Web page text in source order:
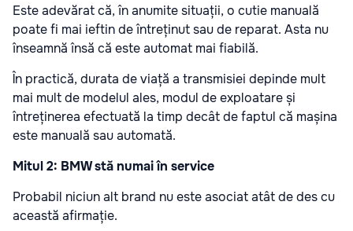
Este adevărat că, în anumite situații, o cutie manuală
poate fi mai ieftin de întreținut sau de reparat. Asta nu
înseamnă însă că este automat mai fiabilă.
În practică, durata de viață a transmisiei depinde mult
mai mult de modelul ales, modul de exploatare și
întreținerea efectuată la timp decât de faptul că mașina
este manuală sau automată.
Mitul 2: BMW stă numai în service
Probabil niciun alt brand nu este asociat atât de des cu
această afirmație.